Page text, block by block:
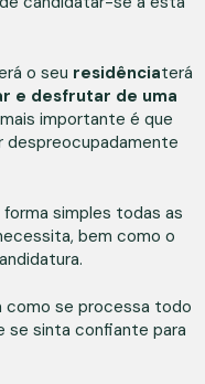
o seu residênciaterá
e desfrutar de uma
importante é que
despreocupadamente
simples todas as
bem como o
como se processa todo
se sinta confiante para